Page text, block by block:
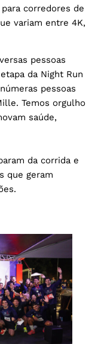
corredores de
variam entre 4K,
pessoas
da Night Run
pessoas
Temos orgulho
saúde,
da corrida e
que geram